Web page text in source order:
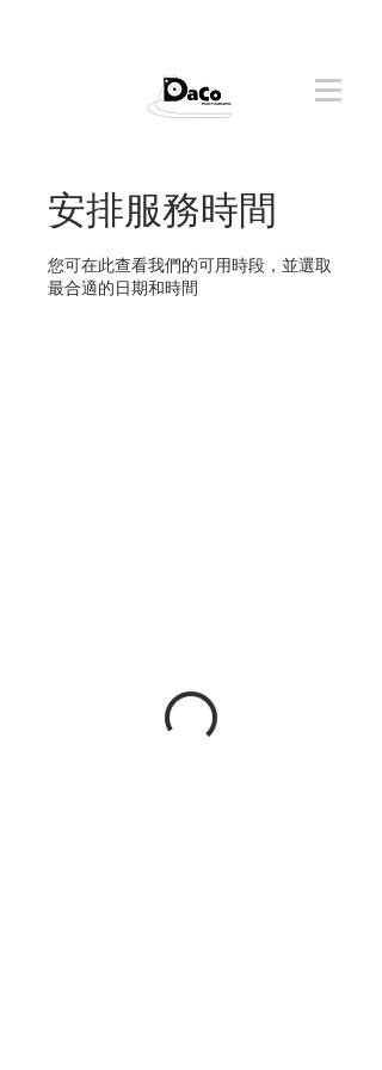
安排服務時間
您可在此查看我們的可用時段，並選取
最合適的日期和時間